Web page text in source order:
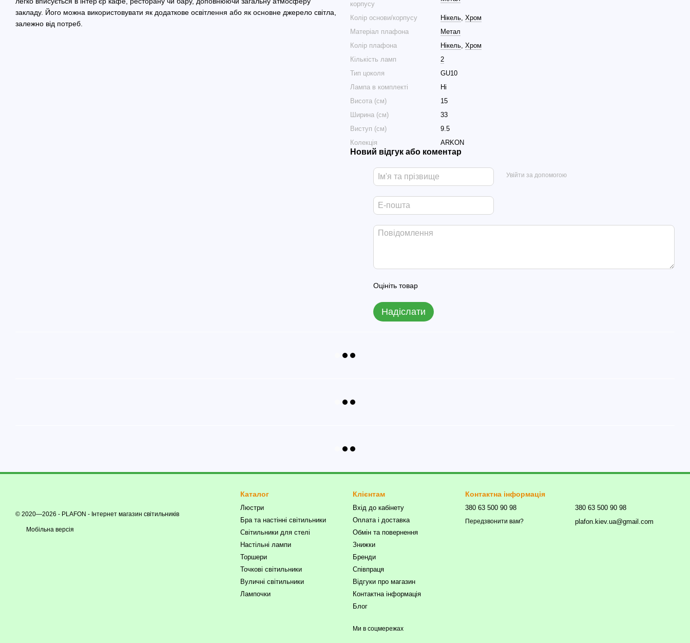
закладу. Його можна використовувати як додаткове освітлення або як основне джерело світла,
залежно від потреб.
корпусу
Колір основи/корпусу Нікель, Хром
Матеріал плафона
Метал
Колір плафона
Нікель, Хром
Кількість ламп
2
Тип цоколя
GU10
Лампа в комплекті
Ні
Висота (см)
15
Ширина (см)
33
Виступ (см)
9.5
Колекція
ARKON
Новий відгук або коментар
Увійти за допомогою
Оцініть товар
Надіслати
© 2020—2026 - PLAFON - Інтернет магазин світильників
Мобільна версія
Каталог
Люстри
Бра та настінні світильники
Світильники для стелі
Настільні лампи
Торшери
Точкові світильники
Вуличні світильники
Лампочки
Клієнтам
Вхід до кабінету
Оплата і доставка
Обмін та повернення
Знижки
Бренди
Співпраця
Відгуки про магазин
Контактна інформація
Блог
Ми в соцмережах
Контактна інформація
380 63 500 90 98
Передзвонити вам?
380 63 500 90 98
plafon.kiev.ua@gmail.com